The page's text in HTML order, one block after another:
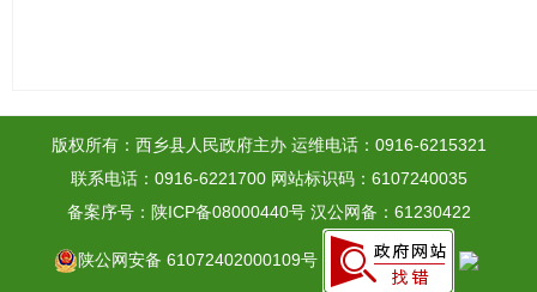
版权所有：西乡县人民政府主办 运维电话：0916-6215321
联系电话：0916-6221700 网站标识码：6107240035
备案序号：陕ICP备08000440号 汉公网备：61230422
陕公网安备 61072402000109号